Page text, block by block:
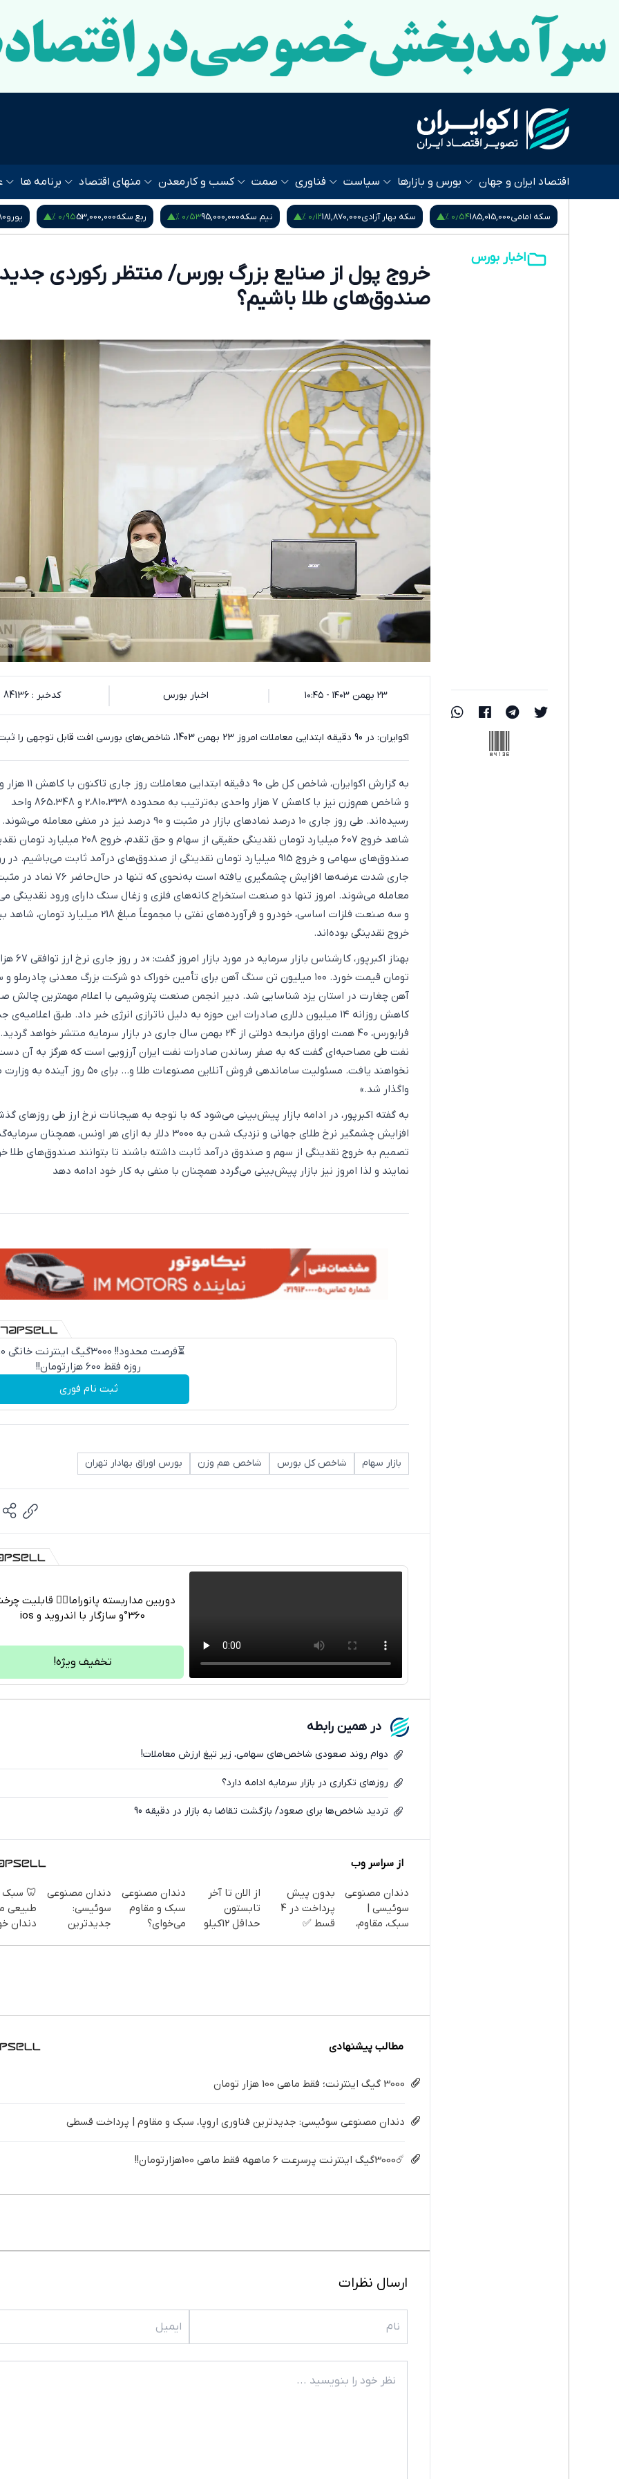
اقتصاد ایران و جهان بورس و بازارها سیاست فناوری صمت کسب و کار معدن منهای اقتصاد برنامه ها
سکه امامی185,015,000۰٫۵۴ % سکه بهار آزادی181,870,000۰٫۱۲ % نیم سکه95,000,000۰٫۵۳ % ربع سکه53,000,000۰٫۹۵ % یورو
اخبار بورس
خروج پول از صنایع بزرگ بورس/ منتظر رکوردی جدید
صندوق‌های طلا باشیم؟
84136
۲۳ بهمن ۱۴۰۳ - ۱۰:۴۵ اخبار بورس کدخبر : 84136
اکوایران: در 90 دقیقه ابتدایی معاملات‌ امروز 23 بهمن 1403، شاخص‌های بورسی افت قابل توجهی را ثبت کردند.
به گزارش اکوایران، شاخص کل طی 90 دقیقه
و شاخص هم‌وزن نیز با کاهش 7 هزار واحدی به‌ترتیب به محدوده 2،810،338 و 865،348 واحد
رسید‌ه‌اند. طی روز جاری 10 درصد نمادهای بازار در مثبت و 90 درصد نیز در منفی
شاهد خروج 607 میلیارد تومان نقدینگی حقیقی از سهام و حق تقدم، خروج
صندوق‌های سهامی و خروج 915 میلیارد تومان نقدینگی از صندوق‌های درآمد ثابت می‌باشیم. در
جاری شدت عرضه‌ها افزایش چشمگیری یافته است به‌نحوی که تنها در حال‌حاضر 76
معامله می‌شوند. امروز تنها دو صنعت استخراج کانه‌های فلزی و زغال سنگ دارای ورود نقدینگی
و سه صنعت فلزات اساسی، خودرو و فرآورده‌های نفتی با مجموعاً مبلغ 218
خروج نقدینگی بوده‌اند.
تومان قیمت خورد. ۱۰۰ میلیون تن سنگ‌ آهن برای تأمین خوراک دو شرکت بزرگ معدنی چادرملو
آهن چغارت در استان یزد شناسایی شد. دبیر انجمن صنعت پتروشیمی با اعلام مهمترین چالش
کاهش روزانه ۱۴ میلیون دلاری صادرات این حوزه به دلیل ناترازی انرژی‌ خبر داد. طبق اعلامیه‌ی
فرابورس، 40 همت اوراق مرابحه دولتی از 24 بهمن سال جاری در بازار سرمایه منتشر خواهد
نفت طی مصاحبه‌ای گفت که به صفر رساندن صادرات نفت ایران آرزویی است که هرگز به آن
نخواهند یافت. مسئولیت ساماندهی فروش آنلاین مصنوعات طلا و... برای ۵۰
واگذار شد.»
به گفته اکبرپور، در ادامه بازار پیش‌بینی می‌شود که با توجه به هیجانات نرخ ارز طی روزهای
افزایش چشمگیر نرخ طلای جهانی و نزدیک شدن به 3000 دلار به ازای هر اونس، همچنان
تصمیم به خروج نقدینگی از سهم و صندوق درآمد ثابت داشته باشند تا بتوانند صندوق‌های طلا
نمایند و لذا امروز نیز بازار پیش‌بینی می‌گردد همچنان با منفی به کار خود ادامه دهد
⏳فرصت
روزه فقط 600 هزارتومان!!
ثبت نام فوری
بازار سهام شاخص کل بورس شاخص هم وزن بورس اوراق بهادار تهران
تلگرام
فیسبوک
دوربین مداربسته پانوراما👈🏻 قابلیت
360°و سازگار با اندروید و ios
تخفیف ویژه!
در همین رابطه
دوام روند صعودی شاخص‌های سهامی، زیر تیغ ارزش معاملات!
روزهای تکراری در بازار سرمایه ادامه دارد؟
تردید شاخص‌ها برای صعود/ بازگشت تقاضا به بازار در دقیقه 90
از سراسر وب
دندان مصنوعی
سوئیسی |
سبک، مقاوم،
بدون پیش
پرداخت در 4
قسط ✅
از الان تا آخر
تابستون
حداقل 12کیلو
دندان مصنوعی
سبک و مقاوم
می‌خوای؟
دندان مصنوعی
سوئیسی:
جدیدترین
🦷 سبک
طبیعی
دندان
مطالب پیشنهادی
3000 گیگ اینترنت؛ فقط ماهی 100 هزار تومان
دندان مصنوعی سوئیسی: جدیدترین فناوری اروپا، سبک و مقاوم | پرداخت قسطی
☄️3000گیگ اینترنت پرسرعت 6 ماههه فقط ماهی 100هزارتومان!!
ارسال نظرات